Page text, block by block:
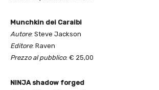
Munchkin dei Caraibi
Autore: Steve Jackson
Editore: Raven
Prezzo al pubblico: € 25,00
NINJA shadow forged